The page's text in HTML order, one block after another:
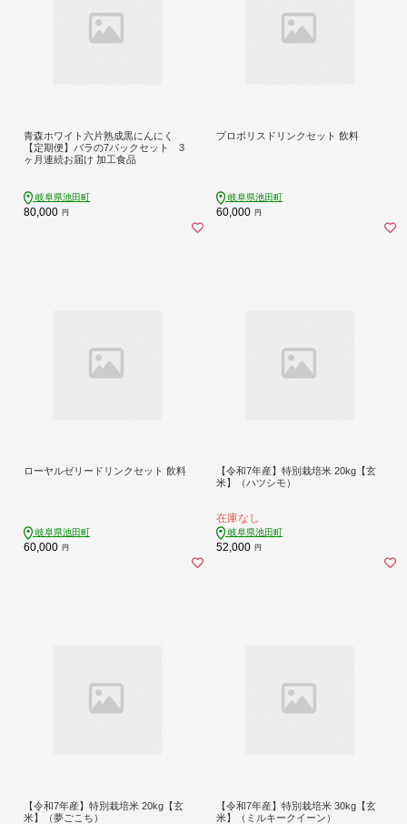
青森ホワイト六片熟成黒にんにく
【定期便】バラの7パックセット 3
ヶ月連続お届け 加工食品
岐阜県池田町
80,000 円
プロポリスドリンクセット 飲料
岐阜県池田町
60,000 円
ローヤルゼリードリンクセット 飲料
岐阜県池田町
60,000 円
【令和7年産】特別栽培米 20kg【玄
米】（ハツシモ）
在庫なし
岐阜県池田町
52,000 円
【令和7年産】特別栽培米 20kg【玄
米】（夢ごこち）
【令和7年産】特別栽培米 30kg【玄
米】（ミルキークイーン）